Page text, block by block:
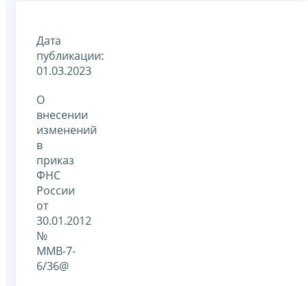
Дата
публикации:
01.03.2023
О
внесении
изменений
в
приказ
ФНС
России
от
30.01.2012
№
ММВ-7-
6/36@